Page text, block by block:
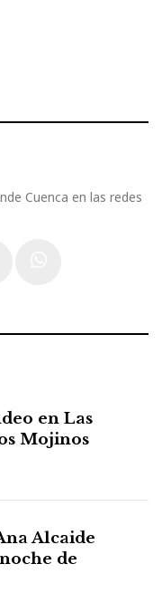
Cuenca en las redes
en Las
Mojinos
Alcaide
de